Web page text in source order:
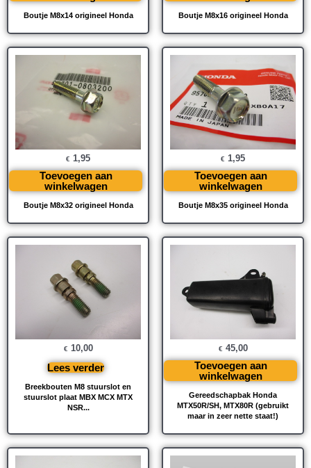
Boutje M8x14 origineel Honda Boutje M8x16 origineel Honda
Boutje M8x32 origineel Honda
€ 1,95
Toevoegen aan
winkelwagen
Boutje M8x35 origineel Honda
€ 1,95
Toevoegen aan
winkelwagen
Breekbouten M8 stuurslot en
stuurslot plaat MBX MCX MTX
NSR...
€ 10,00
Lees verder
Gereedschapbak Honda
MTX50R/SH, MTX80R (gebruikt
maar in zeer nette staat!)
€ 45,00
Toevoegen aan
winkelwagen